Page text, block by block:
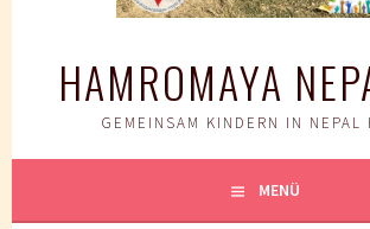
HAMROMAYA
GEMEINSAM KINDERN IN NEPAL
MENÜ